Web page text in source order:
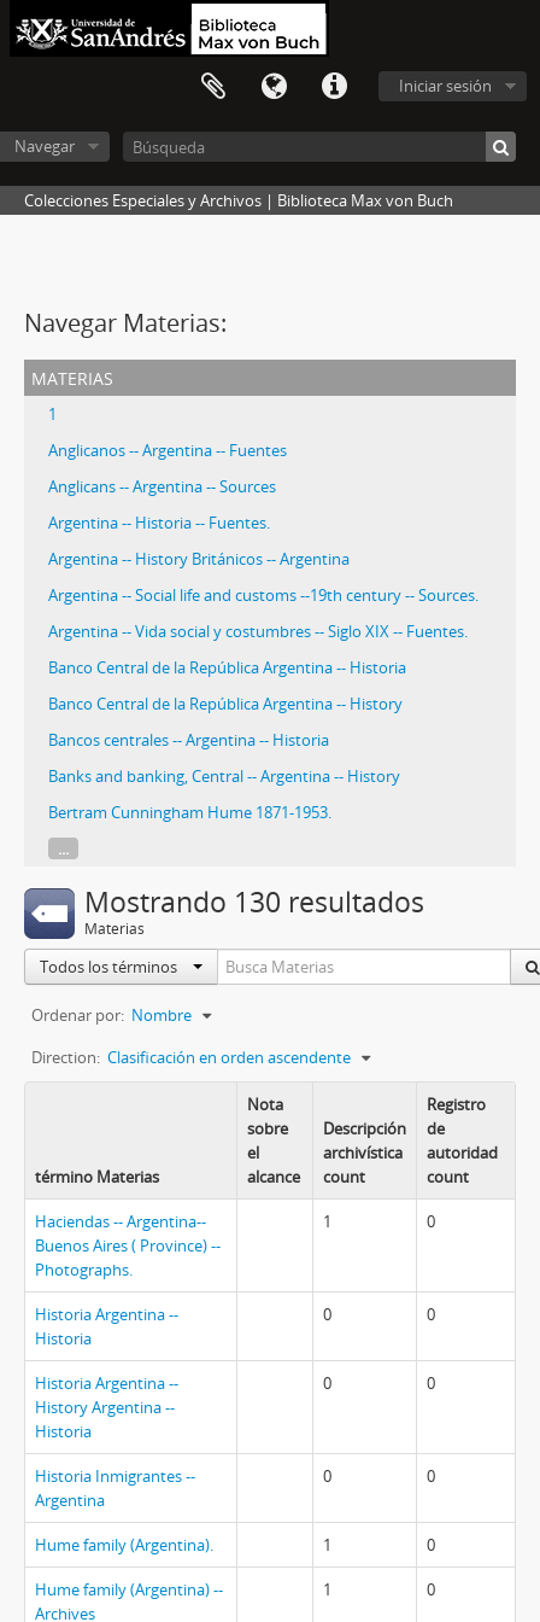
Iniciar sesión
Navegar
Colecciones Especiales y Archivos | Biblioteca Max von Buch
Navegar Materias:
materias
1
Anglicanos -- Argentina -- Fuentes
Anglicans -- Argentina -- Sources
Argentina -- Historia -- Fuentes.
Argentina -- History Británicos -- Argentina
Argentina -- Social life and customs --19th century -- Sources.
Argentina -- Vida social y costumbres -- Siglo XIX -- Fuentes.
Banco Central de la República Argentina -- Historia
Banco Central de la República Argentina -- History
Bancos centrales -- Argentina -- Historia
Banks and banking, Central -- Argentina -- History
Bertram Cunningham Hume 1871-1953.
...
Mostrando 130 resultados
Materias
Todos los términos
Ordenar por: Nombre
Direction: Clasificación en orden ascendente
término Materias
Nota
sobre
el
alcance
Descripción
archivística
count
Registro
de
autoridad
count
Haciendas -- Argentina--
Buenos Aires ( Province) --
Photographs.
1 0
Historia Argentina --
Historia
0 0
Historia Argentina --
History Argentina --
Historia
0 0
Historia Inmigrantes --
Argentina
0 0
Hume family (Argentina). 1 0
Hume family (Argentina) --
Archives
1 0